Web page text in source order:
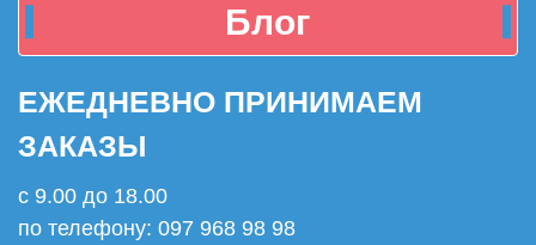
Блог
ЕЖЕДНЕВНО ПРИНИМАЕМ
ЗАКАЗЫ
с 9.00 до 18.00
по телефону: 097 968 98 98